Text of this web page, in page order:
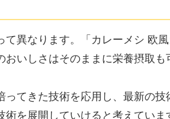
異なります。「カレーメシ 欧
いしさはそのままに栄養摂取
てきた技術を応用し、最新の
を展開していけると考えていま